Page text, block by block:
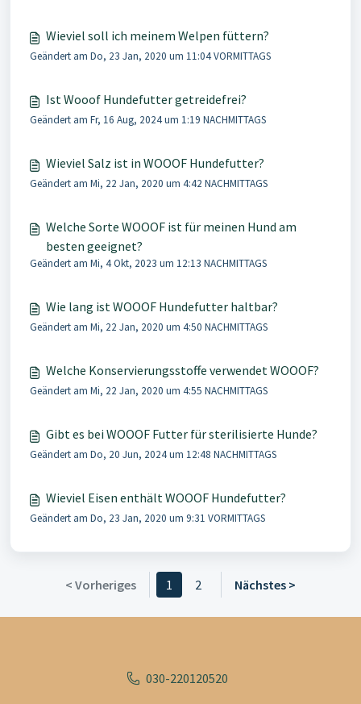
Wieviel soll ich meinem Welpen füttern?
Geändert am Do, 23 Jan, 2020 um 11:04 VORMITTAGS
Ist Wooof Hundefutter getreidefrei?
Geändert am Fr, 16 Aug, 2024 um 1:19 NACHMITTAGS
Wieviel Salz ist in WOOOF Hundefutter?
Geändert am Mi, 22 Jan, 2020 um 4:42 NACHMITTAGS
Welche Sorte WOOOF ist für meinen Hund am
besten geeignet?
Geändert am Mi, 4 Okt, 2023 um 12:13 NACHMITTAGS
Wie lang ist WOOOF Hundefutter haltbar?
Geändert am Mi, 22 Jan, 2020 um 4:50 NACHMITTAGS
Welche Konservierungsstoffe verwendet WOOOF?
Geändert am Mi, 22 Jan, 2020 um 4:55 NACHMITTAGS
Gibt es bei WOOOF Futter für sterilisierte Hunde?
Geändert am Do, 20 Jun, 2024 um 12:48 NACHMITTAGS
Wieviel Eisen enthält WOOOF Hundefutter?
Geändert am Do, 23 Jan, 2020 um 9:31 VORMITTAGS
< Vorheriges 1 2 Nächstes >
030-220120520